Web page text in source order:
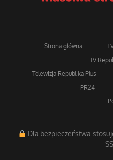
Strona główna
TV
Telewizja Republika Plus
PR24
Dla bezpieczeństwa